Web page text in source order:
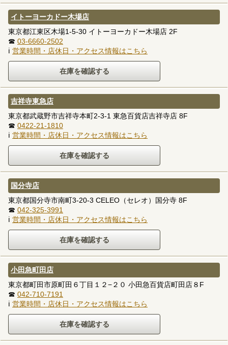
イトーヨーカドー木場店
東京都江東区木場1-5-30 イトーヨーカドー木場店 2F
☎ 03-6660-2502
ℹ 営業時間・店休日・アクセス情報はこちら
吉祥寺東急店
東京都武蔵野市吉祥寺本町2-3-1 東急百貨店吉祥寺店 8F
☎ 0422-21-1810
ℹ 営業時間・店休日・アクセス情報はこちら
国分寺店
東京都国分寺市南町3-20-3 CELEO（セレオ）国分寺 8F
☎ 042-325-3991
ℹ 営業時間・店休日・アクセス情報はこちら
小田急町田店
東京都町田市原町田６丁目１２−２０ 小田急百貨店町田店８F
☎ 042-710-7191
ℹ 営業時間・店休日・アクセス情報はこちら